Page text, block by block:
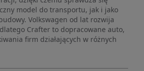
model do transportu, jak i jako
Volkswagen od lat rozwija
Crafter to dopracowane auto,
firm działających w różnych